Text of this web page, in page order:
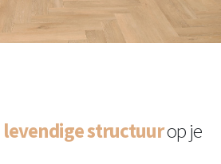
levendige structuurop je